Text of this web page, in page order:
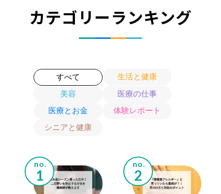
カテゴリーランキング
すべて 生活と健康
美容
医療の仕事
医療とお金
体験レポート
シニアと健康
no. no.